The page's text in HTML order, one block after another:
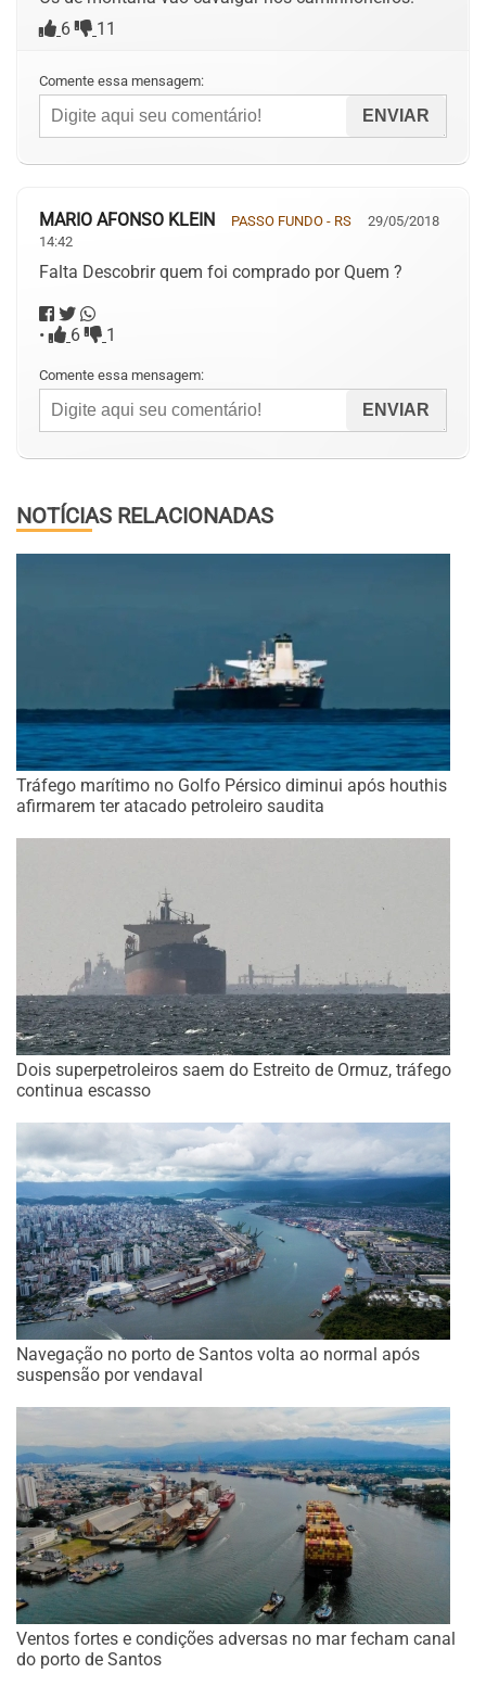
6
11
Comente essa mensagem:
MARIO AFONSO KLEIN PASSO FUNDO - RS
29/05/2018
14:42
Falta Descobrir quem foi comprado por Quem ?
• 6 1
Comente essa mensagem:
NOTÍCIAS RELACIONADAS
Tráfego marítimo no Golfo Pérsico diminui após houthis
afirmarem ter atacado petroleiro saudita
Dois superpetroleiros saem do Estreito de Ormuz, tráfego
continua escasso
Navegação no porto de Santos volta ao normal após
suspensão por vendaval
Ventos fortes e condições adversas no mar fecham canal
do porto de Santos